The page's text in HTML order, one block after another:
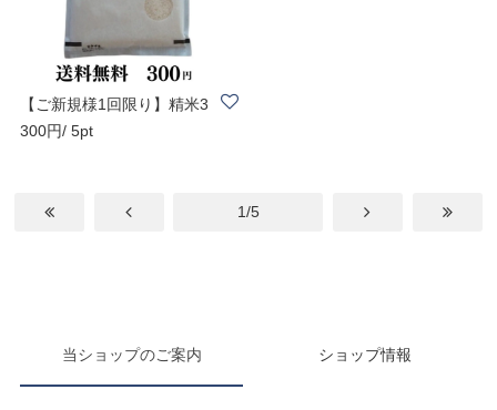
【ご新規様1回限り】精米3
合 ＋ α（500ｇ..
300円/ 5pt
1/5
当ショップのご案内 ショップ情報